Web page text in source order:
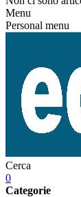
Menu
Personal menu
Cerca
0
Categorie